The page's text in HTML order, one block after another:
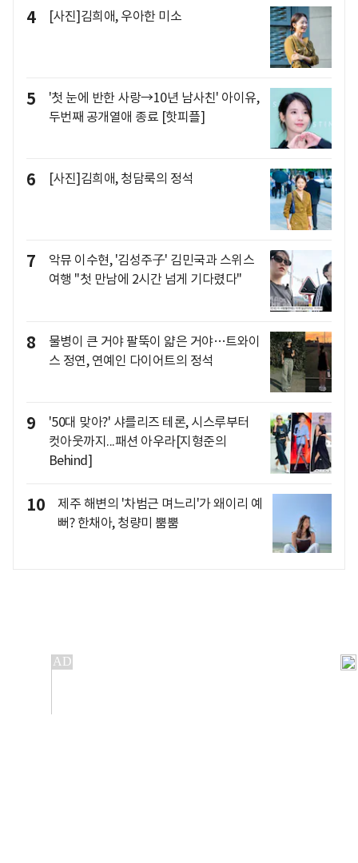
4 [사진]김희애, 우아한 미소
5
'첫 눈에 반한 사랑→10년 남사친' 아이유,
두번째 공개열애 종료 [핫피플]
6 [사진]김희애, 청담룩의 정석
7
악뮤 이수현, '김성주子' 김민국과 스위스
여행 "첫 만남에 2시간 넘게 기다렸다"
8
물병이 큰 거야 팔뚝이 얇은 거야…트와이
스 정연, 연예인 다이어트의 정석
9
'50대 맞아?' 샤를리즈 테론, 시스루부터
컷아웃까지...패션 아우라[지형준의
Behind]
10
제주 해변의 '차범근 며느리'가 왜이리 예
뻐? 한채아, 청량미 뿜뿜